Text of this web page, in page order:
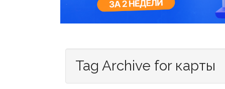
Tag Archive for карты